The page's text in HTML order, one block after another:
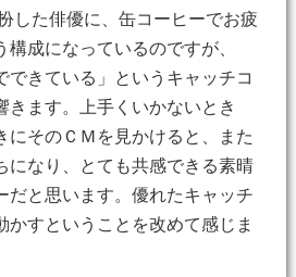
した俳優に、缶コーヒーでお疲
成になっているのですが、
できている」というキャッチコ
きます。上手くいかないとき
にそのＣＭを見かけると、また
になり、とても共感できる素晴
だと思います。優れたキャッチ
かすということを改めて感じま